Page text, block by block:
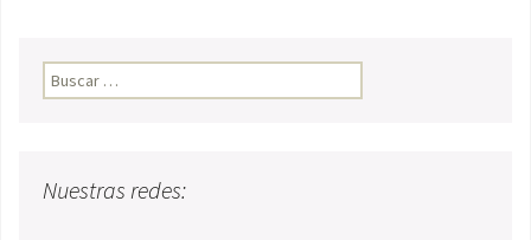
Buscar:
Nuestras redes: